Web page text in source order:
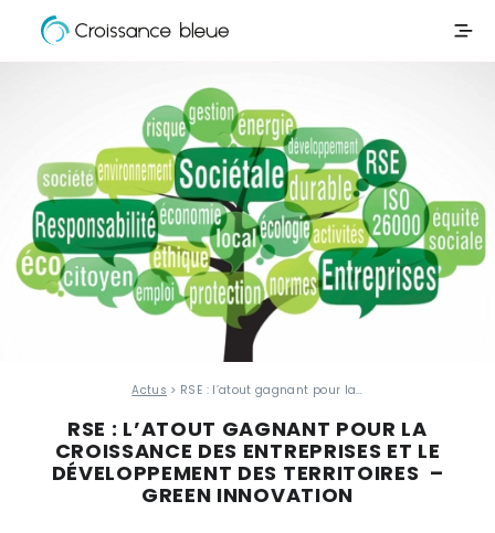
Aller
Croissance
Actus > RSE : l’atout gagnant pour la…
RSE : L’ATOUT GAGNANT POUR LA
CROISSANCE DES ENTREPRISES ET LE
DÉVELOPPEMENT DES TERRITOIRES –
GREEN INNOVATION